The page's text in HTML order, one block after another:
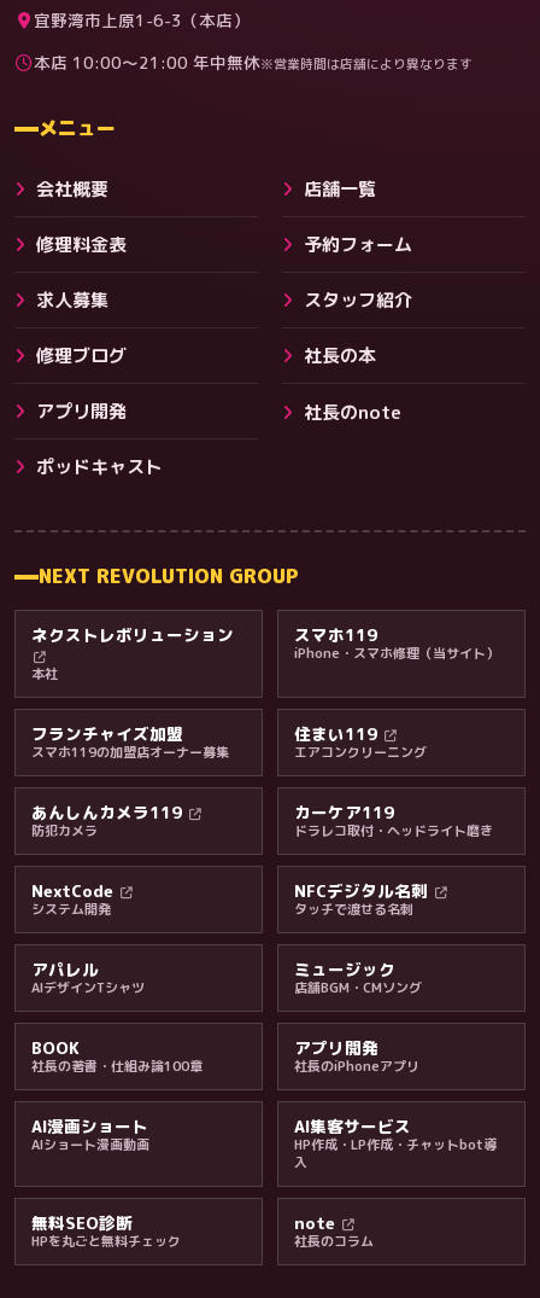
その他サービス
料金・保証・ご案内
料金
宜野湾市上原1-6-3（本店）
本店 10:00〜21:00 年中無休※営業時間は店舗により異なります
メニュー
会社概要 店舗一覧
修理料金表 予約フォーム
求人募集 スタッフ紹介
修理ブログ 社長の本
アプリ開発 社長のnote
ポッドキャスト
NEXT REVOLUTION GROUP
ネクストレボリューション
本社
スマホ119
iPhone・スマホ修理（当サイト）
フランチャイズ加盟
スマホ119の加盟店オーナー募集
住まい119
エアコンクリーニング
あんしんカメラ119
防犯カメラ
カーケア119
ドラレコ取付・ヘッドライト磨き
NextCode
システム開発
NFCデジタル名刺
タッチで渡せる名刺
アパレル
AIデザインTシャツ
ミュージック
店舗BGM・CMソング
BOOK
社長の著書・仕組み論100章
アプリ開発
社長のiPhoneアプリ
AI漫画ショート
AIショート漫画動画
AI集客サービス
HP作成・LP作成・チャットbot導
入
無料SEO診断
HPを丸ごと無料チェック
note
社長のコラム